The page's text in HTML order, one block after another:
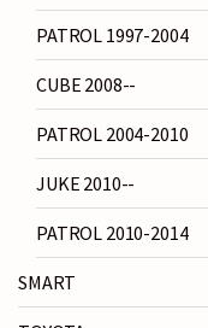
PATROL 1997-2004
CUBE 2008--
PATROL 2004-2010
JUKE 2010--
PATROL 2010-2014
SMART